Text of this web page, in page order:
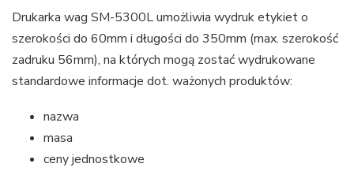
Drukarka wag SM-5300L umożliwia wydruk etykiet o
szerokości do 60mm i długości do 350mm (max. szerokość
zadruku 56mm), na których mogą zostać wydrukowane
standardowe informacje dot. ważonych produktów:
nazwa
masa
ceny jednostkowe